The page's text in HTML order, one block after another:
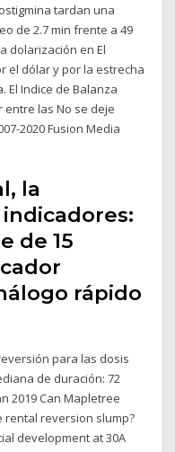
tardan una
de 2.7 min frente a 49
dolarización en El
el dólar y por la estrecha
El Indice de Balanza
entre las No se deje
2020 Fusion Media
la
de 15
rápido
para las dosis
de duración: 72
2019 Can Mapletree
rental reversion slump?
development at 30A